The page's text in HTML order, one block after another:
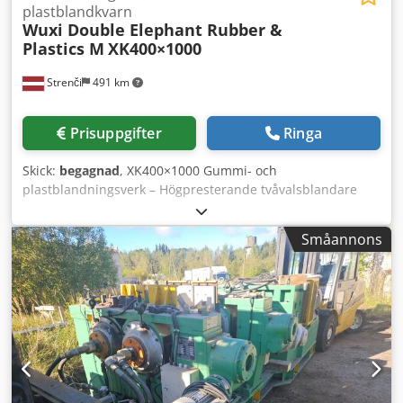
Strenči 491 km
plastblandkvarn
Wuxi Double Elephant Rubber &
Plastics M XK400×1000
Prisuppgifter Ringa
Skick: begagnad, XK400×1000 Gummi- och
plastblandningsverk – Högpresterande tvåvalsblandare
Tillverkare: Wuxi Double Elephant Rubber & Plastics
Machinery Co., Ltd. Modell: XK400×1000 Huvudsakliga
tekniska data: Djdpfxexrc Eqs Abvskr Valsdiameter: 400
mm Arbetslängd: 1000 mm Framvalshastighet: 14,85
m/min Bakvalshastighet: 18,85 m/min
Hastighetsförhållande: 1 : 1,27 Max. valsgap: 10 mm
Batchkapacitet: 25–35 kg Motoreffekt: 37 kW (Siemens IE3-
motor) Styrsystem: Siemens S7-300 PLC med Profibus
Längd: 4400 mm Bredd: 1710 mm Höjd: 1850 mm Vikt: ~8
500 kg Beskrivning: XK400×1000-blandningsverket är en
kraftig tvåvals öppen blandare designad för blandning,
Småannons